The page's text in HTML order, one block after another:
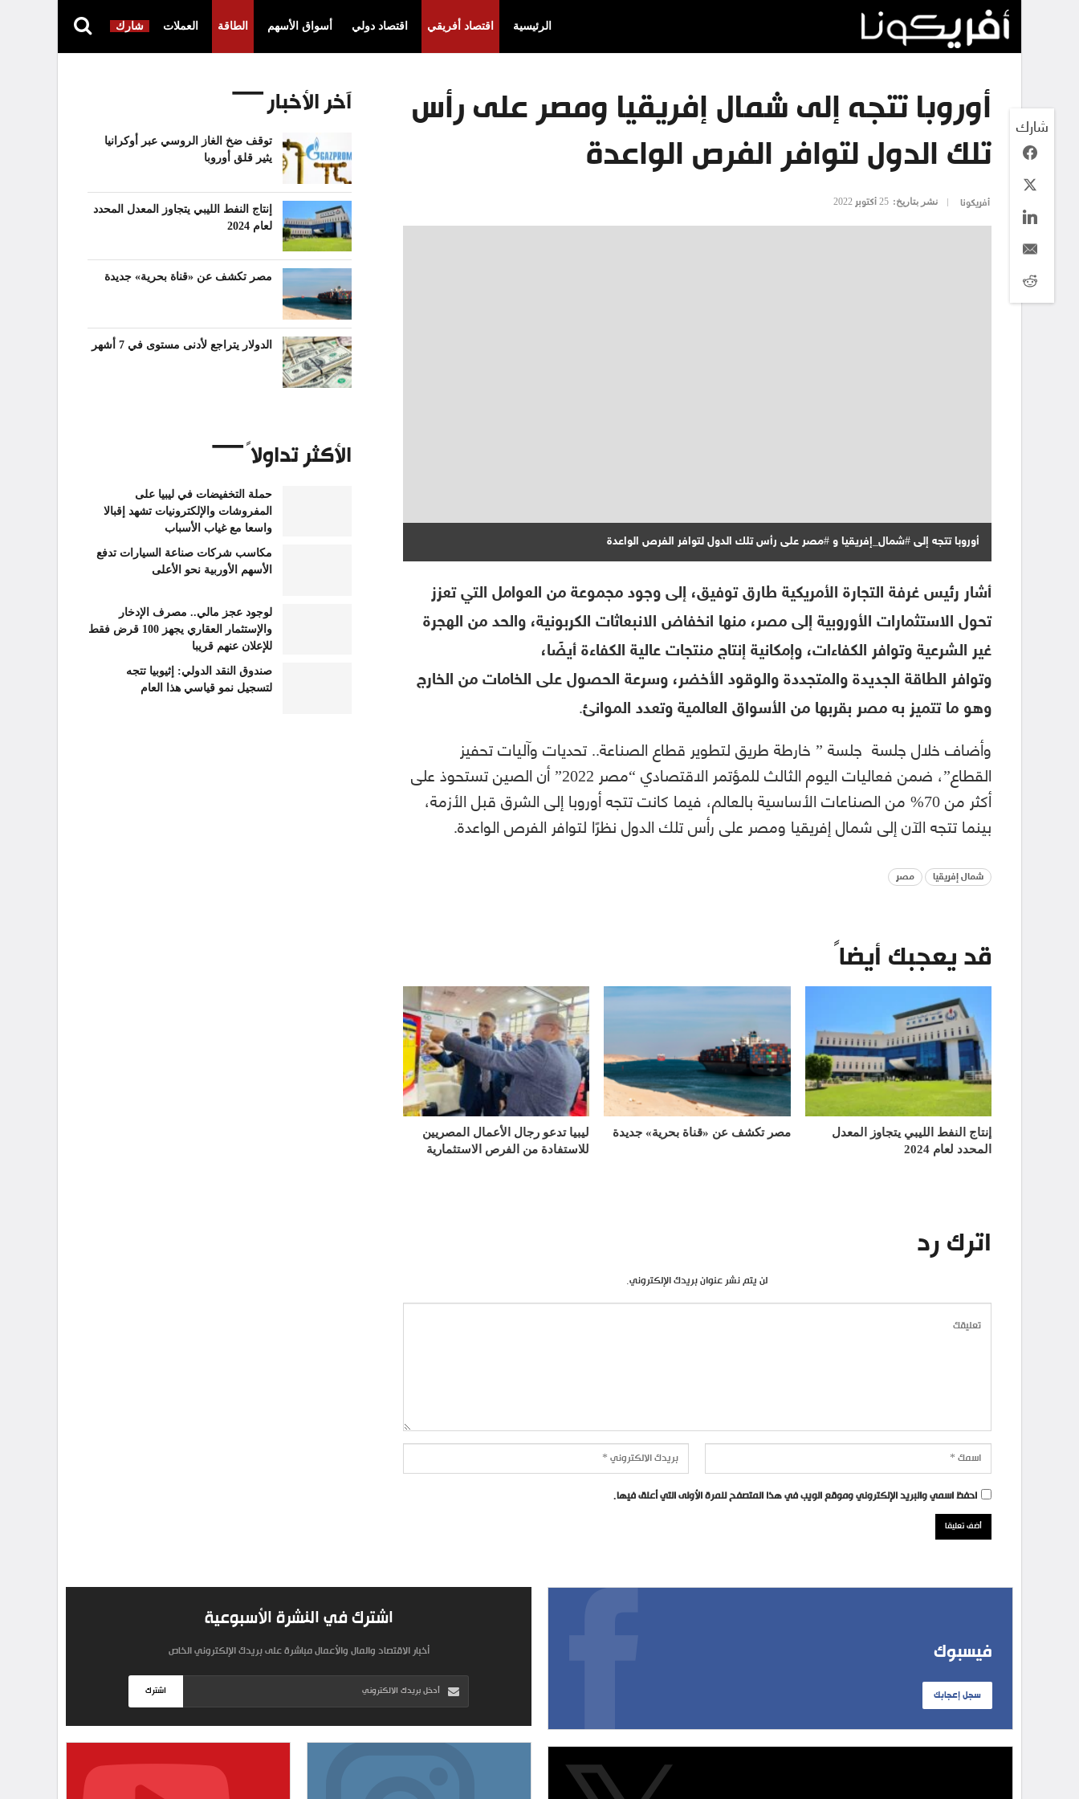
الرئيسية اقتصاد أفريقي اقتصاد دولي أسواق الأسهم الطاقة العملات شارك
أوروبا تتجه إلى شمال إفريقيا ومصر على رأس
تلك الدول لتوافر الفرص الواعدة
أفريكونا نشر بتاريخ: 25 أكتوبر 2022
أوروبا تتجه إلى #شمال_إفريقيا و #مصر على رأس تلك الدول لتوافر الفرص الواعدة
شارك
أشار رئيس غرفة التجارة الأمريكية طارق توفيق، إلى وجود مجموعة من العوامل التي تعزز
تحول الاستثمارات الأوروبية إلى مصر، منها انخفاض الانبعاثات الكربونية، والحد من الهجرة
غير الشرعية وتوافر الكفاءات، وإمكانية إنتاج منتجات عالية الكفاءة أيضًا،
وتوافر الطاقة الجديدة والمتجددة والوقود الأخضر، وسرعة الحصول على الخامات من الخارج
وهو ما تتميز به مصر بقربها من الأسواق العالمية وتعدد الموانئ.
وأضاف خلال جلسة جلسة ” خارطة طريق لتطوير قطاع الصناعة.. تحديات وآليات تحفيز
القطاع”، ضمن فعاليات اليوم الثالث للمؤتمر الاقتصادي “مصر 2022” أن الصين تستحوذ على
أكثر من 70% من الصناعات الأساسية بالعالم، فيما كانت تتجه أوروبا إلى الشرق قبل الأزمة،
بينما تتجه الآن إلى شمال إفريقيا ومصر على رأس تلك الدول نظرًا لتوافر الفرص الواعدة.
شمال إفريقيا مصر
قد يعجبك أيضاً
إنتاج النفط الليبي يتجاوز المعدل
المحدد لعام 2024
مصر تكشف عن «قناة بحرية» جديدة
ليبيا تدعو رجال الأعمال المصريين
للاستفادة من الفرص الاستثمارية
اترك رد
لن يتم نشر عنوان بريدك الإلكتروني.
احفظ اسمي والبريد الإلكتروني وموقع الويب في هذا المتصفح للمرة الأولى التي أعلق فيها.
آخر الأخبار
توقف ضخ الغاز الروسي عبر أوكرانيا
يثير قلق أوروبا
إنتاج النفط الليبي يتجاوز المعدل المحدد
لعام 2024
مصر تكشف عن «قناة بحرية» جديدة
الدولار يتراجع لأدنى مستوى في 7 أشهر
الأكثر تداولاً
حملة التخفيضات في ليبيا على
المفروشات والإلكترونيات تشهد إقبالا
واسعا مع غياب الأسباب
مكاسب شركات صناعة السيارات تدفع
الأسهم الأوربية نحو الأعلى
لوجود عجز مالي.. مصرف الإدخار
والإستثمار العقاري يجهز 100 قرض فقط
للإعلان عنهم قريبا
صندوق النقد الدولي: إثيوبيا تتجه
لتسجيل نمو قياسي هذا العام
فيسبوك
سجل إعجابك
اشترك في النشرة الأسبوعية
أخبار الاقتصاد والمال والأعمال مباشرة على بريدك الإلكتروني الخاص
اشترك